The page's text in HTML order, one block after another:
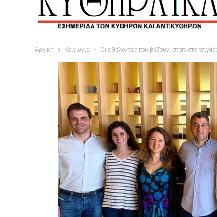
Αρχική Κοινωνία Οι εθελοντές που βάζουν «στοπ» στο